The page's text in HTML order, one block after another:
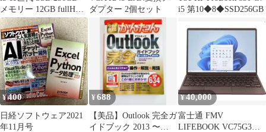
メモリー 12GB fullHD
難アリ
ダプター 2個セット
i5 第10◆8◆SSD256GB
¥400
日経ソフトウェア2021
年11月号
¥688
【美品】Outlook 完全ガ
イドブック 2013 〜
¥40,000
富士通 FMV
LIFEBOOK VC75G3M